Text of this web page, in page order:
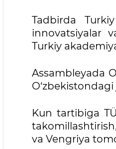
Tadbirda
innovatsiyalar
Turkiy
Assambleyada
Kun tartibiga
va Vengriya